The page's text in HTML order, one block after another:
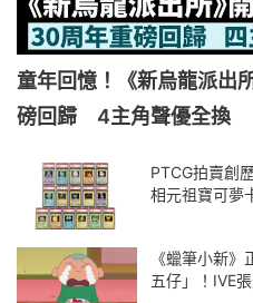
童年回憶！《新烏龍派出
磅回歸 4主角聲優全換
PTCG拍賣創
相元祖寶可夢
《蠟筆小新
五仔」！IVE